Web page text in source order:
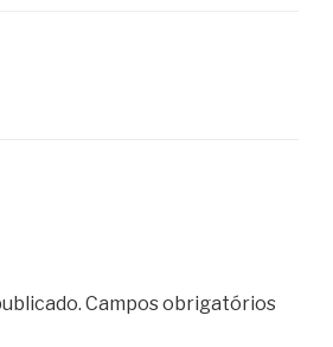
Campos obrigatórios